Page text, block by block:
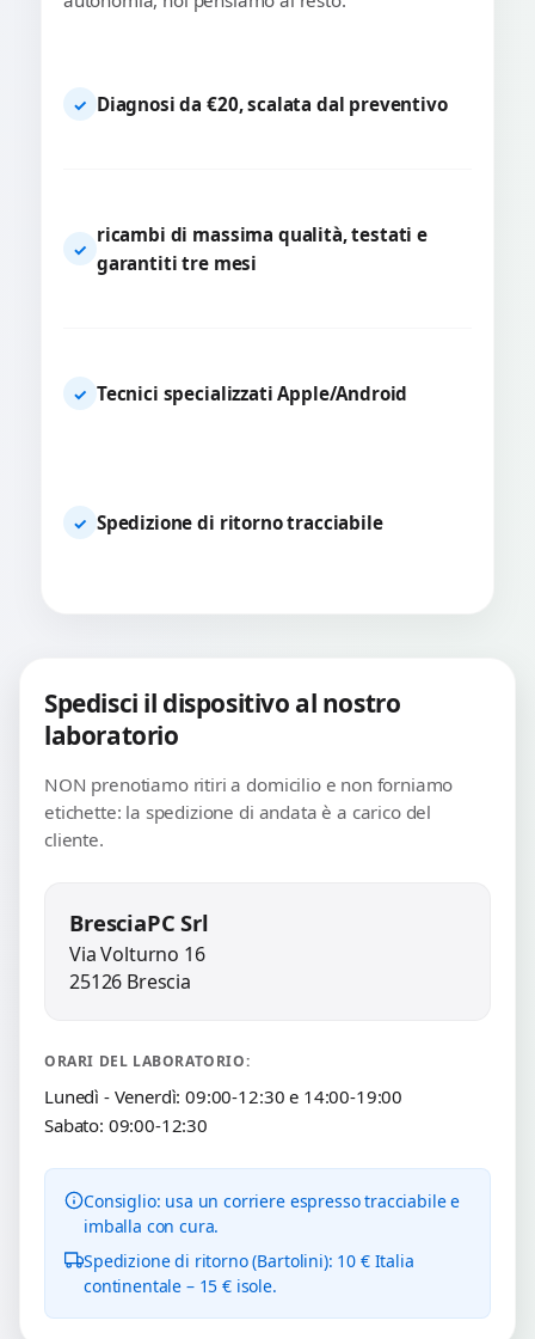
✓ Diagnosi da €20, scalata dal preventivo
✓
ricambi di massima qualità, testati e
garantiti tre mesi
✓ Tecnici specializzati Apple/Android
✓ Spedizione di ritorno tracciabile
Spedisci il dispositivo al nostro
laboratorio
NON prenotiamo ritiri a domicilio e non forniamo
etichette: la spedizione di andata è a carico del
cliente.
BresciaPC Srl
Via Volturno 16
25126 Brescia
ORARI DEL LABORATORIO:
Lunedì - Venerdì: 09:00-12:30 e 14:00-19:00
Sabato: 09:00-12:30
Consiglio: usa un corriere espresso tracciabile e
imballa con cura.
Spedizione di ritorno (Bartolini): 10 € Italia
continentale – 15 € isole.